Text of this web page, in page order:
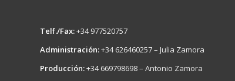
Telf./Fax:+34 977520757
Administración:+34 626460257 – Julia Zamora
Producción:+34 669798698 – Antonio Zamora